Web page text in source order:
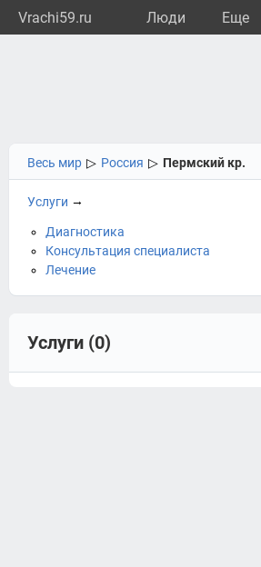
Vrachi59.ru Люди Eще
Весь мир ▷ Россия ▷ Пермский кр.
Услуги →
Диагностика
Консультация специалиста
Лечение
Услуги (0)